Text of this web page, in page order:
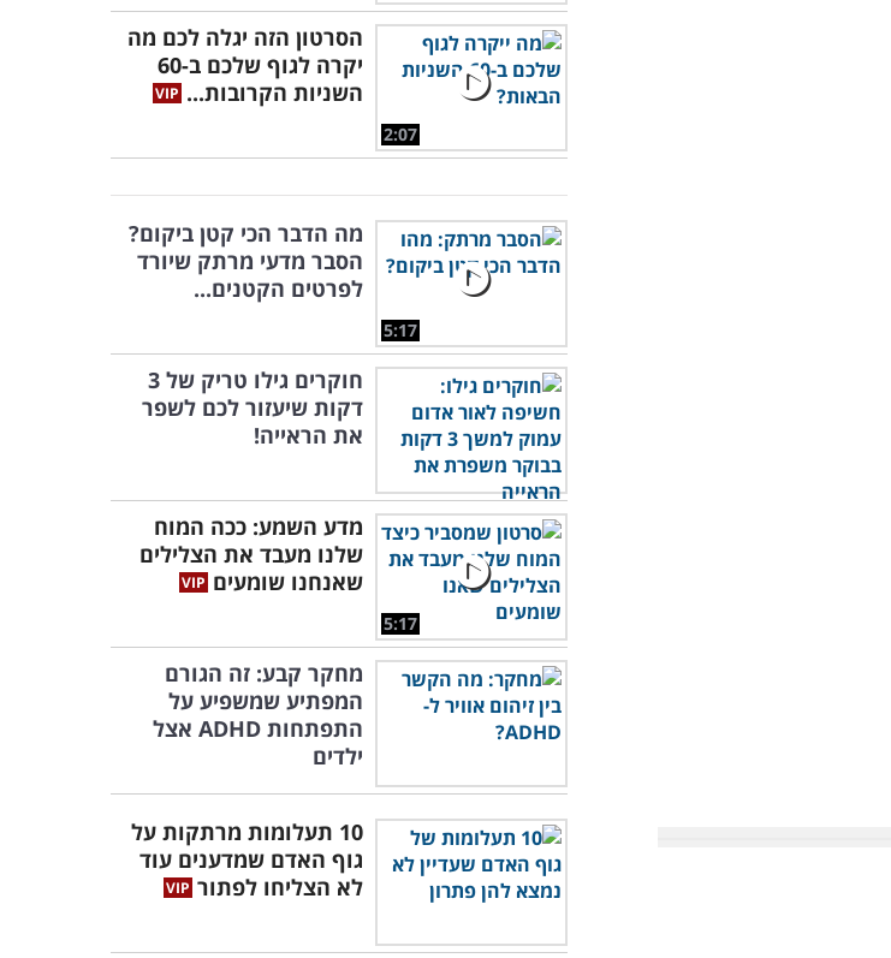
2:07
הסרטון הזה יגלה לכם מה
יקרה לגוף שלכם ב-60
השניות הקרובות...
5:17
מה הדבר הכי קטן ביקום?
הסבר מדעי מרתק שיורד
לפרטים הקטנים...
חוקרים גילו טריק של 3
דקות שיעזור לכם לשפר
את הראייה!
5:17
מדע השמע: ככה המוח
שלנו מעבד את הצלילים
שאנחנו שומעים
מחקר קבע: זה הגורם
המפתיע שמשפיע על
התפתחות ADHD אצל
ילדים
10 תעלומות מרתקות על
גוף האדם שמדענים עוד
לא הצליחו לפתור